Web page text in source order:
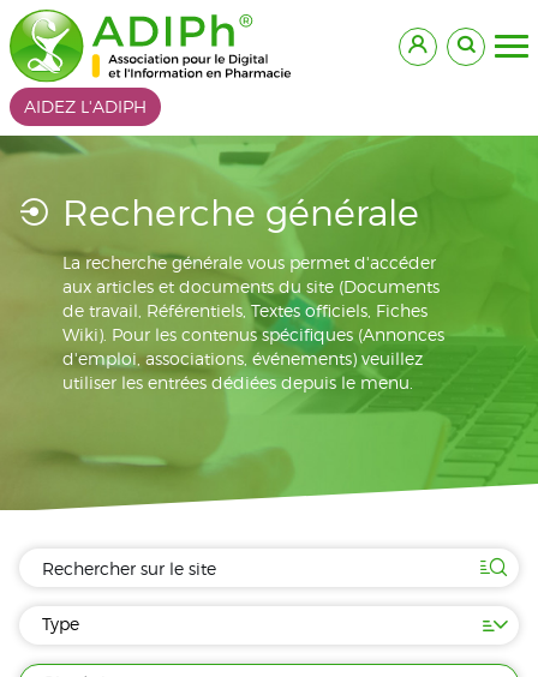
AIDEZ L'ADIPH
Recherche générale
La recherche générale vous permet d'accéder
aux articles et documents du site (Documents
de travail, Référentiels, Textes officiels, Fiches
Wiki). Pour les contenus spécifiques (Annonces
d'emploi, associations, événements) veuillez
utiliser les entrées dédiées depuis le menu.
Type